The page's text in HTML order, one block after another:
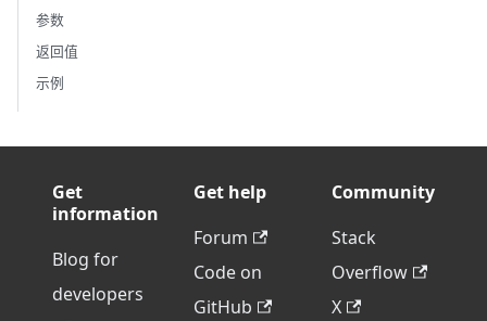
参数
返回值
示例
Get
information
Blog for
developers
Get help
Forum
Code on
GitHub
Community
Stack
Overflow
X